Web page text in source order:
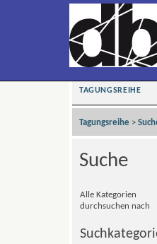
TAGUNGSREIHE
Tagungsreihe >
Suche
Alle Kategorien
durchsuchen nach